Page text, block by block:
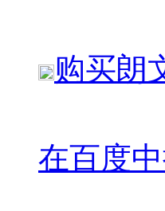
购买朗
在百度